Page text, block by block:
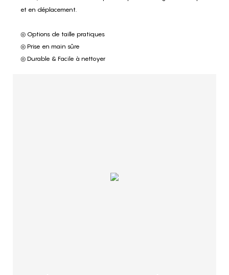
et en déplacement.
◎ Options de taille pratiques
◎ Prise en main sûre
◎ Durable & Facile à nettoyer